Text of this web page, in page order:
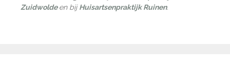
Zuidwolde en bijHuisartsenpraktijk Ruinen.